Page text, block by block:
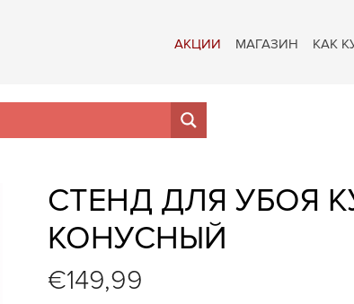
АКЦИИ МАГАЗИН КАК
СТЕНД ДЛЯ УБОЯ
КОНУСНЫЙ
€149,99